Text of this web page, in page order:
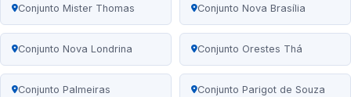
Conjunto Mister Thomas Conjunto Nova Brasília
Conjunto Nova Londrina Conjunto Orestes Thá
Conjunto Palmeiras Conjunto Parigot de Souza